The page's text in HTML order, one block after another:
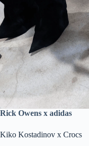
Rick Owens x adidas
Kiko Kostadinov x Crocs